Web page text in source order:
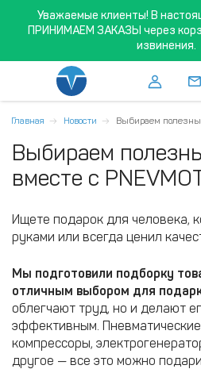
Уважаемые клиенты! В
ПРИНИМАЕМ ЗАКАЗЫ через
извинения.
Главная Новости Выбираем
Выбираем
вместе с
Ищете подарок для человека,
руками или всегда ценил
Мы подготовили подборку
отличным выбором для
облегчают труд, но и делают
эффективным.
компрессоры,
другое — все это можно